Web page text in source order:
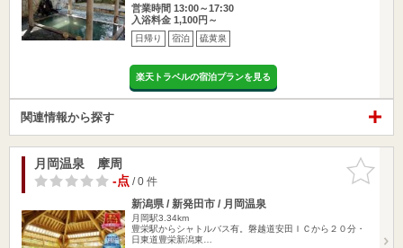
営業時間 13:00～17:30
入浴料金 1,100円～
日帰り 宿泊 硫黄泉
楽天トラベルの宿泊プランを見る
関連情報から探す
お気に入
りに追加
月岡温泉 摩周
-点/ 0 件
新潟県 / 新発田市 / 月岡温泉
月岡駅3.34km
豊栄駅からシャトルバス有。磐越道安田ＩＣから２０分・
日東道豊栄新潟東…